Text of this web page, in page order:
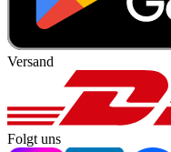
Versand
Folgt uns